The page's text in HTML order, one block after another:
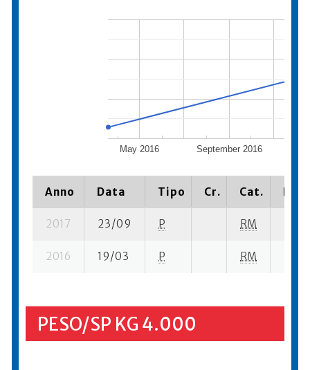
May 2016 September 2016
Anno Data Tipo Cr. Cat.
2017 23/09 P RM
2016 19/03 P RM
PESO/SP KG 4.000